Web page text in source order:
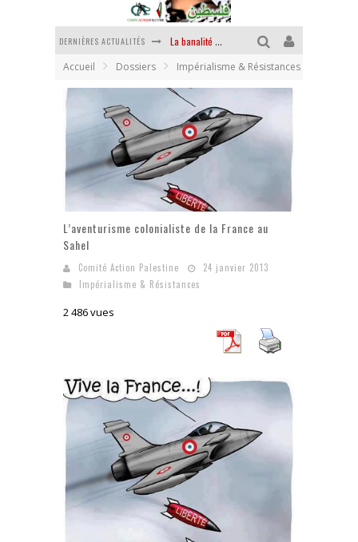
DERNIÈRES ACTUALITÉS
Yankees, Go home !
La révolution ou rien
Accueil Dossiers Impérialisme & Résistances
L’aventurisme colonialiste de la France au
Sahel
Comité Action Palestine
24 janvier 2013
Impérialisme & Résistances
2 486 vues